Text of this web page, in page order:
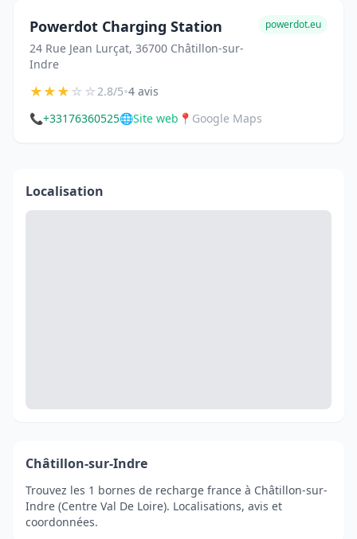
Powerdot Charging Station
24 Rue Jean Lurçat, 36700 Châtillon-sur-
Indre
powerdot.eu
★★★☆☆2.8/5•4 avis
📞+33176360525🌐Site web 📍 Google Maps
Localisation
Châtillon-sur-Indre
Trouvez les 1 bornes de recharge france à Châtillon-sur-
Indre (Centre Val De Loire). Localisations, avis et
coordonnées.